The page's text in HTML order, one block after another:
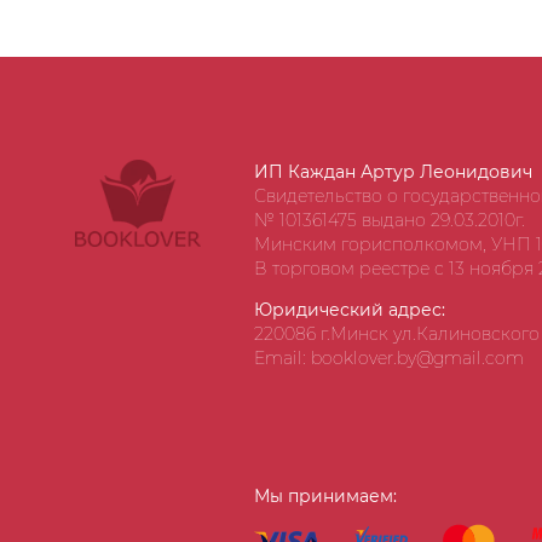
ИП Каждан Артур Леонидович
Свидетельство о
№ 101361475 выдано 29.03.2010г.
Минским горисполкомом, УНП
В торговом реестре с 13 ноября
Юридический адрес:
220086 г.Минск ул.Калиновского
Email: booklover.by@gmail.com
Мы принимаем: